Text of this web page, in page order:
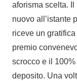
aforisma scelta.
nuovo all’istante
riceve un
premio
scrocco e il
deposito. Una